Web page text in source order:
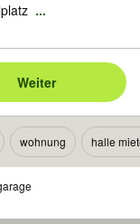
...
Weiter
wohnung halle